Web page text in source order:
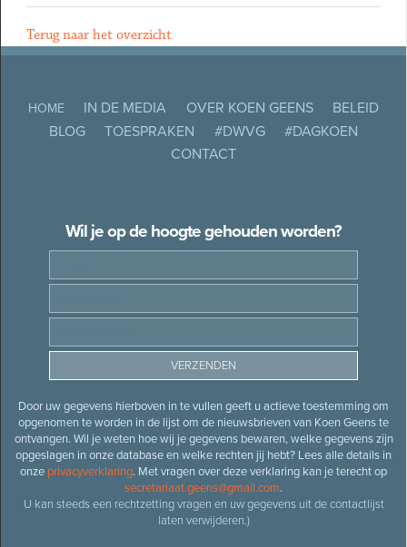
Terug naar het overzicht
HOME IN DE MEDIA OVER KOEN GEENS
BELEID
BLOG
TOESPRAKEN #DWVG
#DAGKOEN
CONTACT
Wil je op de hoogte gehouden worden?
Door uw gegevens hierboven in te vullen geeft u actieve toestemming om
opgenomen te worden in de lijst om de nieuwsbrieven van Koen Geens te
ontvangen. Wil je weten hoe wij je gegevens bewaren, welke gegevens zijn
opgeslagen in onze database en welke rechten jij hebt? Lees alle details in
onze privacyverklaring. Met vragen over deze verklaring kan je terecht op
secretariaat.geens@gmail.com.
U kan steeds een rechtzetting vragen en uw gegevens uit de contactlijst
laten verwijderen.)